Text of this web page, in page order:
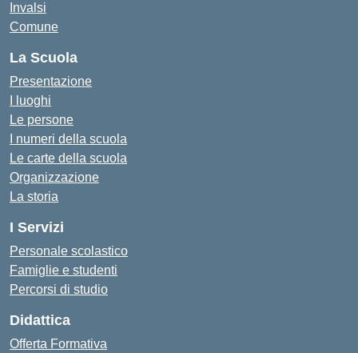
Invalsi
Comune
La Scuola
Presentazione
I luoghi
Le persone
I numeri della scuola
Le carte della scuola
Organizzazione
La storia
I Servizi
Personale scolastico
Famiglie e studenti
Percorsi di studio
Didattica
Offerta Formativa